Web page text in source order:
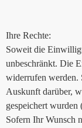
Ihre Rechte:
Soweit die
unbeschränkt. Die
widerrufen werden.
Auskunft darüber,
gespeichert
Sofern Ihr Wunsch